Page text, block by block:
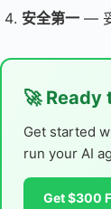
安全第一 —
🚀 Ready
Get started
run your AI
Get $300